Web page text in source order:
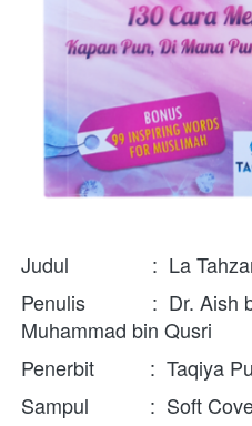
Judul               : La
Penulis            :  Dr. Aish
Muhammad bin Qusri
Penerbit          : Taqiya
Sampul           :  Soft